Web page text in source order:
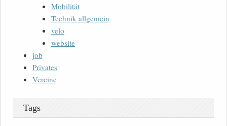
Mobilität
Technik allgemein
velo
website
job
Privates
Vereine
Tags